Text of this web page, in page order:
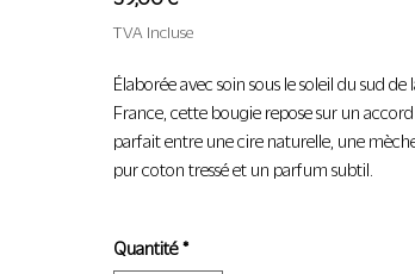
TVA Incluse
Élaborée avec soin sous le soleil du sud de
France, cette bougie repose sur un accord
parfait entre une cire naturelle, une
pur coton tressé et un parfum subtil.
Quantité *